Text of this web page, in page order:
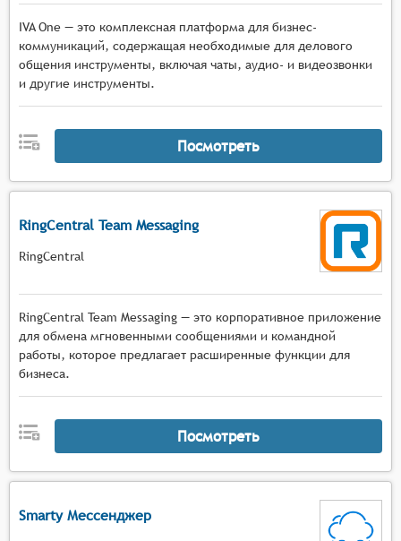
IVA One — это комплексная платформа для бизнес-
коммуникаций, содержащая необходимые для делового
общения инструменты, включая чаты, аудио- и видеозвонки
и другие инструменты.
Посмотреть
RingCentral Team Messaging
RingCentral
RingCentral Team Messaging — это корпоративное приложение
для обмена мгновенными сообщениями и командной
работы, которое предлагает расширенные функции для
бизнеса.
Посмотреть
Smarty Мессенджер